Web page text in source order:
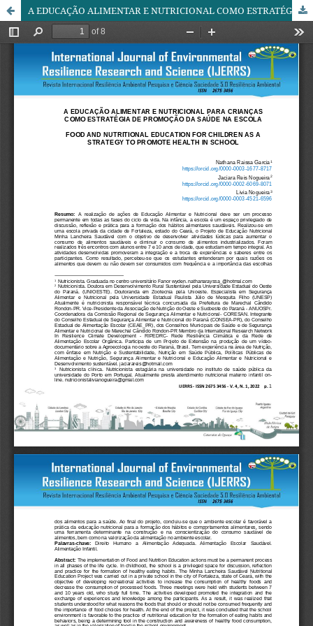
A EDUCAÇÃO ALIMENTAR E NUTRICIONAL COMO ESTRATÉGIA DE PROMOÇÃO DA SAÚDE E MELHORIA DA QUALIDADE DE VIDA